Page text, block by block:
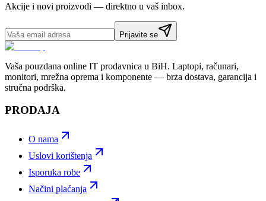
Akcije i novi proizvodi — direktno u vaš inbox.
Prijavite se
Vaša pouzdana online IT prodavnica u BiH. Laptopi, računari,
monitori, mrežna oprema i komponente — brza dostava, garancija i
stručna podrška.
PRODAJA
O nama
Uslovi korištenja
Isporuka robe
Načini plaćanja